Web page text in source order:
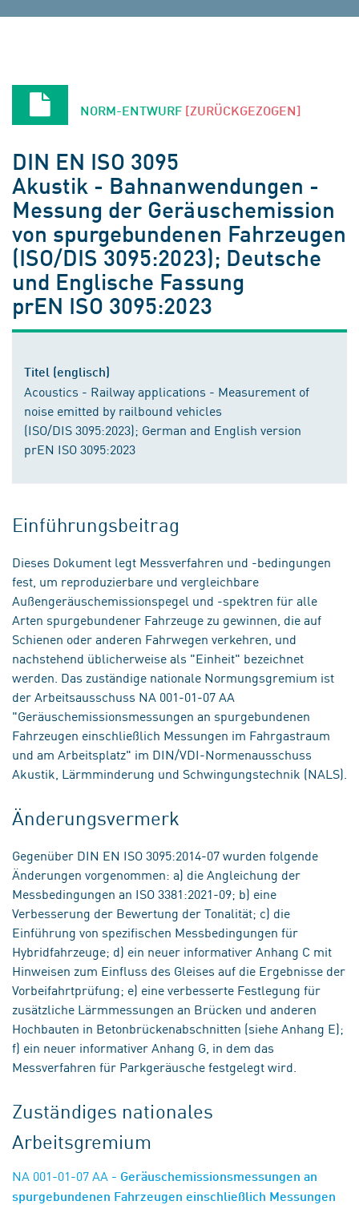
NORM-ENTWURF [ZURÜCKGEZOGEN]
DIN EN ISO 3095
Akustik - Bahnanwendungen -
Messung der Geräuschemission
von spurgebundenen Fahrzeugen
(ISO/DIS 3095:2023); Deutsche
und Englische Fassung
prEN ISO 3095:2023
Titel (englisch)
Acoustics - Railway applications - Measurement of
noise emitted by railbound vehicles
(ISO/DIS 3095:2023); German and English version
prEN ISO 3095:2023
Einführungsbeitrag
Dieses Dokument legt Messverfahren und -bedingungen
fest, um reproduzierbare und vergleichbare
Außengeräuschemissionspegel und -spektren für alle
Arten spurgebundener Fahrzeuge zu gewinnen, die auf
Schienen oder anderen Fahrwegen verkehren, und
nachstehend üblicherweise als "Einheit" bezeichnet
werden. Das zuständige nationale Normungsgremium ist
der Arbeitsausschuss NA 001-01-07 AA
"Geräuschemissionsmessungen an spurgebundenen
Fahrzeugen einschließlich Messungen im Fahrgastraum
und am Arbeitsplatz" im DIN/VDI-Normenausschuss
Akustik, Lärmminderung und Schwingungstechnik (NALS).
Änderungsvermerk
Gegenüber DIN EN ISO 3095:2014-07 wurden folgende
Änderungen vorgenommen: a) die Angleichung der
Messbedingungen an ISO 3381:2021-09; b) eine
Verbesserung der Bewertung der Tonalität; c) die
Einführung von spezifischen Messbedingungen für
Hybridfahrzeuge; d) ein neuer informativer Anhang C mit
Hinweisen zum Einfluss des Gleises auf die Ergebnisse der
Vorbeifahrtprüfung; e) eine verbesserte Festlegung für
zusätzliche Lärmmessungen an Brücken und anderen
Hochbauten in Betonbrückenabschnitten (siehe Anhang E);
f) ein neuer informativer Anhang G, in dem das
Messverfahren für Parkgeräusche festgelegt wird.
Zuständiges nationales
Arbeitsgremium
NA 001-01-07 AA - Geräuschemissionsmessungen an
spurgebundenen Fahrzeugen einschließlich Messungen